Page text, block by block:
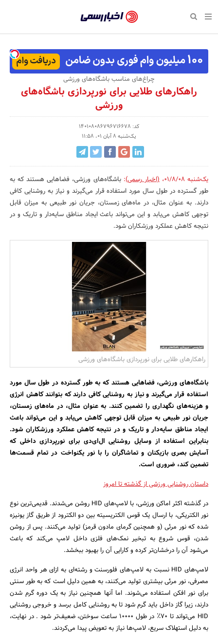
رسمی
-
اخبار
تایید
شده
شرکت‌ها،
و
روابط
عمومی‌ها
بازگشت
صفحه نخست پایگاه خبری
اقتصادی
صفحه نخست اقتصادی
تجارت و بازار
کارآفرینی و استارتاپ
نفت، انرژی و صنایع
کسب و کار و خرده فروشی
صنایع غذایی و کشاورزی
کار و استخدام
اجتماعی
صفحه نخست اجتماعی
علم و آموزش
بهداشت و درمان
شهر و جامعه
محیط زیست
تبلیغات و روابط عمومی
فرهنگی
صفحه نخست فرهنگی
رسانه‌ها
نشریات و کتاب
سینما و تئاتر
صنایع دستی
صفحه نخست ورزش
تازه‌های ورزش
مکان‌های ورزشی
تجهیزات ورزشی
صفحه نخست سبک زندگی
سلامت و زیبایی
روانشناسی و موفقیت
مد و لباس
رویداد
صفحه نخست رویداد
حراج و تخفیف
جشنواره، نمایشگاه و
مسابقه و فراخوان
جستجو
چراغ‌های مناسب باشگاه‌های ورزشی
راهکارهای طلایی برای نورپردازی باشگاه‌های
ورزشی
کد: 140108086796716678
یک‌شنبه 8 آبان 01، 11:58
یک‌شنبه 01/8/08 ،(اخبار رسمی):باشگاه‌های ورزشی، فضاهایی هستند که به
طور گسترده در طول سال مورد استفاده قرار می‌گیرند و نیاز به روشنایی کافی
دارند. به عنوان مثال، در ماه‌های زمستان، جریان نور طبیعی به میزان قابل
توجهی کاهش می‌یابد و این می‌تواند باعث ایجاد مناطق سایه‌دار و تاریک و در
نتیجه کاهش عملکرد ورزشکاران شود.
راهکارهای طلایی برای نورپردازی باشگاه‌های ورزشی
باشگاه‌های ورزشی، فضاهایی هستند که به طور گسترده در طول سال مورد
استفاده قرار می‌گیرند و نیاز به روشنایی کافی دارند که بتوانند کاهش انرژی
و هزینه‌های نگهداری را تضمین کنند. به عنوان مثال، در ماه‌های زمستان،
جریان نور طبیعی به میزان قابل توجهی کاهش می‌یابد و این می‌تواند باعث
ایجاد مناطق سایه‌دار و تاریک و در نتیجه کاهش عملکرد ورزشکاران شود.
بنابراین استفاده از وسایل روشنایی ال‌ای‌دی برای نورپردازی داخلی که
آسایش بصری بازیکنان و تماشاگران را با نور یکنواخت در تمام قسمت‌ها
تضمین کند، ضروری است.
داستان روشنایی ورزشی از گذشته تا امروز
در گذشته اکثر اماکن ورزشی، با لامپ‌های HID روشن می‌شدند. قدیمی‌ترین نوع
نور الکتریکی، با ارسال یک قوس الکتریسیته بین دو الکترود از طریق گاز یونیزه
شده که نور مرئی (و همچنین گرمای مادون قرمز) تولید می‌کنند. پس از روشن
شدن، قوس شروع به تبخیر نمک‌های فلزی داخل لامپ می‌کند که باعث
می‌شود آن را درخشان‌تر کرده و کارایی آن را بهبود ببخشد.
لامپ‌های HID نسبت به لامپ‌های فلورسنت و رشته‌ای به ازای هر واحد انرژی
مصرفی، نور مرئی بیشتری تولید می‌کنند، به همین دلیل است که به طور سنتی
برای نور افکن استفاده می‌شوند. اما آنها همچنین نیاز به یک دوره گرم شدن
دارند، زیرا گاز داخل باید گرم شود تا به روشنایی کامل برسد و خروجی روشنایی
HID می‌تواند تا 70٪ در طول 10000 ساعت سوختن، ضعیف‌تر شود . در نهایت،
به دلیل استهلاک سریع، لامپ‌ها نیاز به تعویض پیدا می‌کردند.